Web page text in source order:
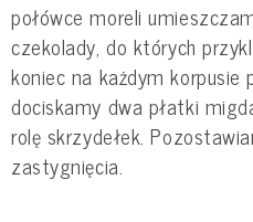
połówce moreli
czekolady, do których
koniec na każdym korpusie
dociskamy dwa płatki
rolę skrzydełek.
zastygnięcia.